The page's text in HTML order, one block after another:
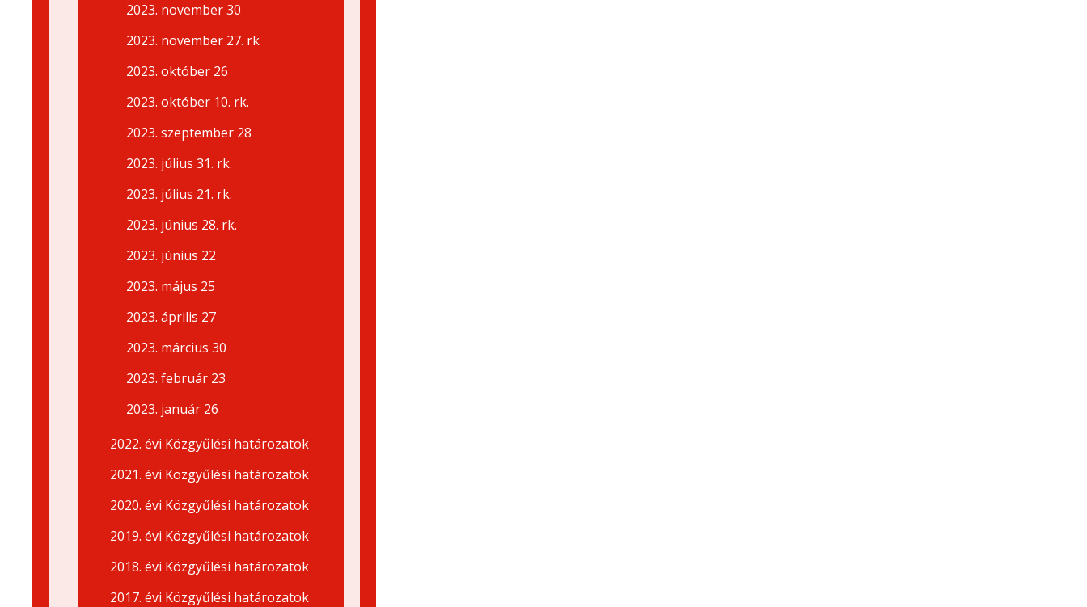
2023. november 30
2023. november 27. rk
2023. október 26
2023. október 10. rk.
2023. szeptember 28
2023. július 31. rk.
2023. július 21. rk.
2023. június 28. rk.
2023. június 22
2023. május 25
2023. április 27
2023. március 30
2023. február 23
2023. január 26
2022. évi Közgyűlési határozatok
2021. évi Közgyűlési határozatok
2020. évi Közgyűlési határozatok
2019. évi Közgyűlési határozatok
2018. évi Közgyűlési határozatok
2017. évi Közgyűlési határozatok